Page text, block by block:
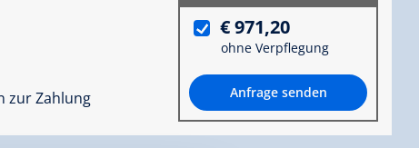
zur Zahlung
€ 971,20
ohne Verpflegung
Anfrage senden